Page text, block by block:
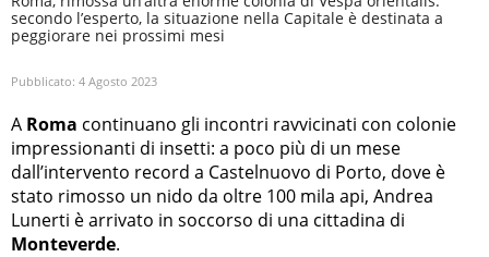
secondo l’esperto, la situazione nella Capitale è destinata a
peggiorare nei prossimi mesi
Pubblicato: 4 Agosto 2023
A Roma continuano gli incontri ravvicinati con colonie
impressionanti di insetti: a poco più di un mese
dall’intervento record a Castelnuovo di Porto, dove è
stato rimosso un nido da oltre 100 mila api, Andrea
Lunerti è arrivato in soccorso di una cittadina di
Monteverde.